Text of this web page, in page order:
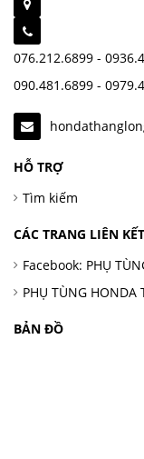
076.212.6899 -
090.481.6899 -
HỖ TRỢ
Tìm kiếm
CÁC TRANG LIÊN KẾT
Facebook: PHỤ
PHỤ TÙNG HONDA
BẢN ĐỒ